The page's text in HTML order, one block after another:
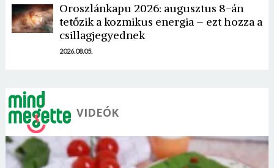
Oroszlánkapu 2026: augusztus 8-án
tetőzik a kozmikus energia – ezt hozza a
csillagjegyednek
2026.08.05.
VIDEÓK